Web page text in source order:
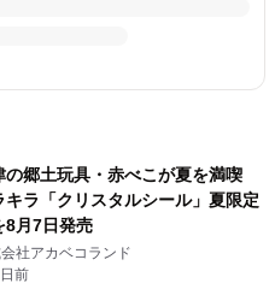
の郷土玩具・赤べこが夏を満喫
キラ「クリスタルシール」夏限定
8月7日発売
社アカベコランド
前